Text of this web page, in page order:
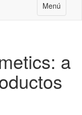
Menú
a